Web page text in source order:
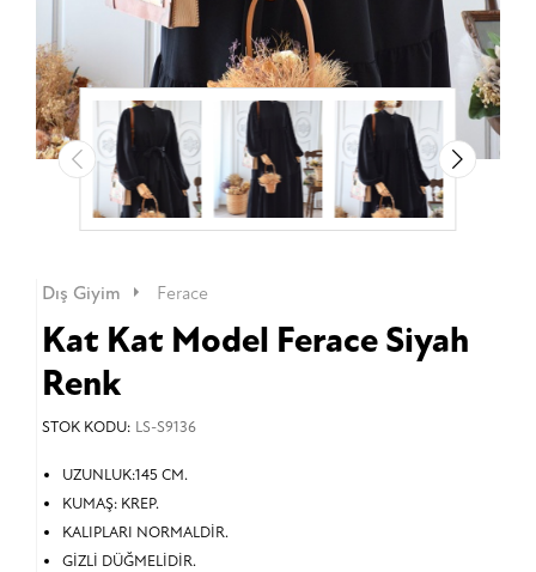
Dış Giyim Ferace
Kat Kat Model Ferace Siyah
Renk
STOK KODU: LS-S9136
UZUNLUK:145 CM.
KUMAŞ: KREP.
KALIPLARI NORMALDİR.
GİZLİ DÜĞMELİDİR.